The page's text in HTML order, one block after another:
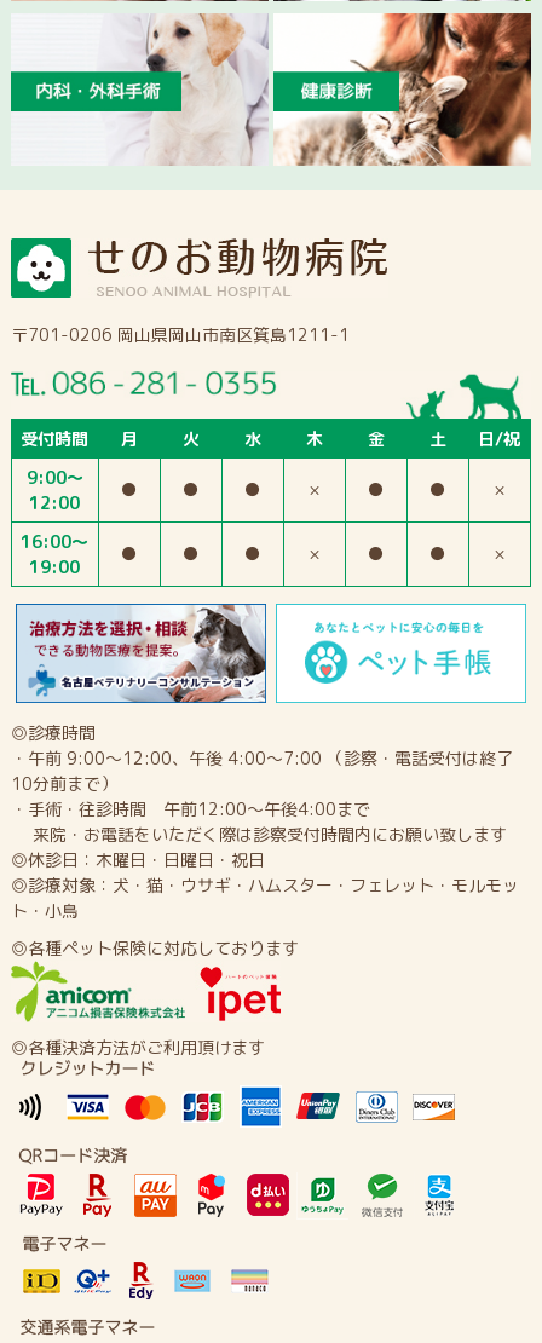
〒701-0206 岡山県岡山市南区箕島1211-1
受付時間 月 火 水 木 金 土
日/祝
9:00～
12:00
● ● ● × ● ● ×
16:00～
19:00
● ● ● × ● ● ×
◎診療時間
・午前 9:00～12:00、午後 4:00～7:00 （診察・電話受付は終了
10分前まで）
・手術・往診時間 午前12:00～午後4:00まで
来院・お電話をいただく際は診察受付時間内にお願い致します
◎休診日：木曜日・日曜日・祝日
◎診療対象：犬・猫・ウサギ・ハムスター・フェレット・モルモッ
ト・小鳥
◎各種ペット保険に対応しております
◎各種決済方法がご利用頂けます